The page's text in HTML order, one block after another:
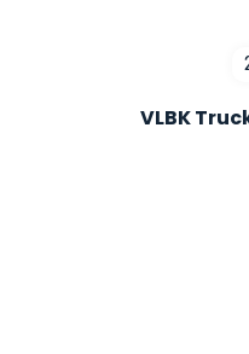
VLBK